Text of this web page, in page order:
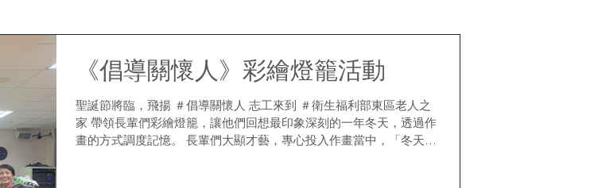
《倡導關懷人》彩繪燈籠活動
聖誕節將臨，飛揚 ＃倡導關懷人 志工來到 ＃衛生福利部東區老人之
家 帶領長輩們彩繪燈籠，讓他們回想最印象深刻的一年冬天，透過作
畫的方式調度記憶。 長輩們大顯才藝，專心投入作畫當中，「冬天」